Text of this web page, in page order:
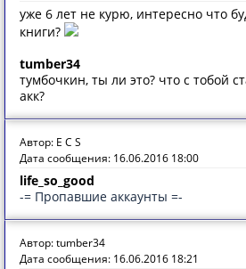
уже 6 лет не курю, интересно что
книги?
tumber34
тумбочкин, ты ли это? что с тобой
акк?
Автор: E C S
Дата сообщения: 16.06.2016 18:00
life_so_good
-= Пропавшие аккаунты =-
Автор: tumber34
Дата сообщения: 16.06.2016 18:21